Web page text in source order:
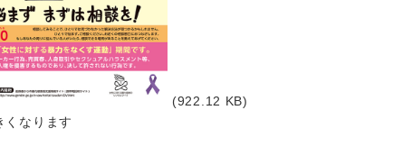
(922.12 KB)
なります